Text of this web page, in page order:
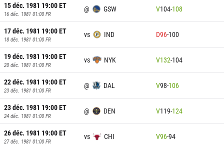
15 déc. 1981 19:00ET
16 déc. 1981 01:00 FR
@ GSW V104-108
17 déc. 1981 19:00ET
18 déc. 1981 01:00 FR
vs IND D96-100
19 déc. 1981 19:00ET
20 déc. 1981 01:00 FR
vs NYK V132-104
22 déc. 1981 19:00ET
23 déc. 1981 01:00 FR
@ DAL V98-106
23 déc. 1981 19:00ET
24 déc. 1981 01:00 FR
@ DEN V119-124
26 déc. 1981 19:00ET
27 déc. 1981 01:00 FR
vs CHI V96-94